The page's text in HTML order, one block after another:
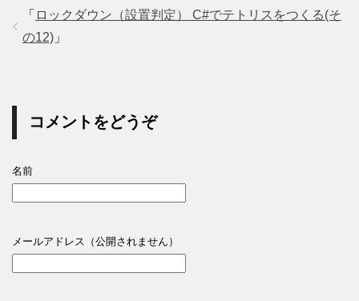
「 ロックダウン（設置判定） C#でテトリスをつくる(そ
の12) 」
コメントをどうぞ
名前
メールアドレス（公開されません）